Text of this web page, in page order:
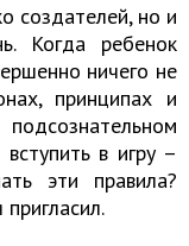
создателей, но и
Когда ребенок
ничего не
принципах и
в игру –
эти правила?